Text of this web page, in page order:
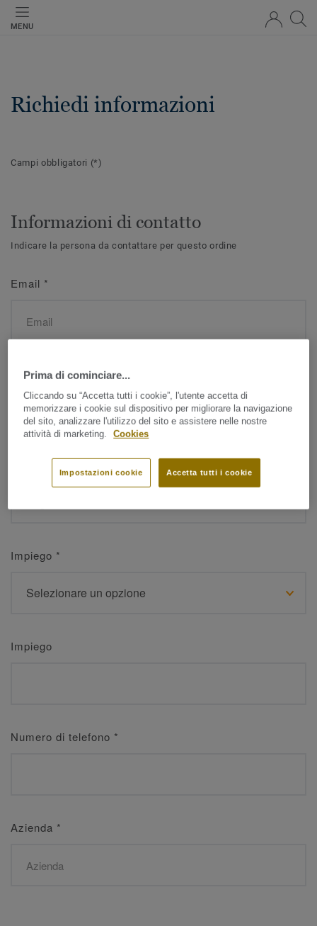
MENU
Richiedi informazioni
Campi obbligatori (*)
Informazioni di contatto
Indicare la persona da contattare per questo ordine
Email *
Nome*
Cognome
Impiego *
Impiego
Numero di telefono *
Azienda *
Prima di cominciare...
Cliccando su “Accetta tutti i cookie”, l'utente accetta di
memorizzare i cookie sul dispositivo per migliorare la navigazione
del sito, analizzare l'utilizzo del sito e assistere nelle nostre
attività di marketing.
Cookies
Accetta tutti i cookie
Impostazioni cookie